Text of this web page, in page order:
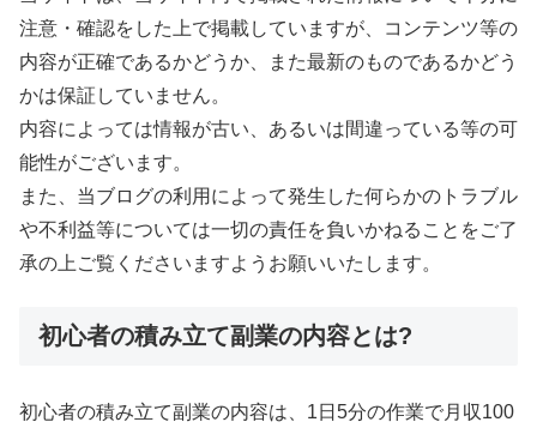
注意・確認をした上で掲載していますが、コンテンツ等の
内容が正確であるかどうか、また最新のものであるかどう
かは保証していません。
内容によっては情報が古い、あるいは間違っている等の可
能性がございます。
また、当ブログの利用によって発生した何らかのトラブル
や不利益等については一切の責任を負いかねることをご了
承の上ご覧くださいますようお願いいたします。
初心者の積み立て副業の内容とは?
初心者の積み立て副業の内容は、1日5分の作業で月収100